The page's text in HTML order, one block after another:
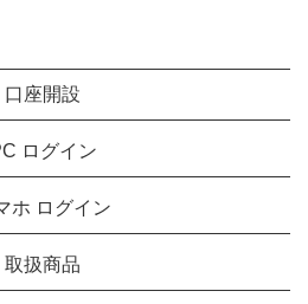
口座開設
ログイン
ホ ログイン
取扱商品